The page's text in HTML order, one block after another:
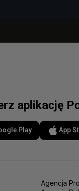
aplikację
Play App
Agencja